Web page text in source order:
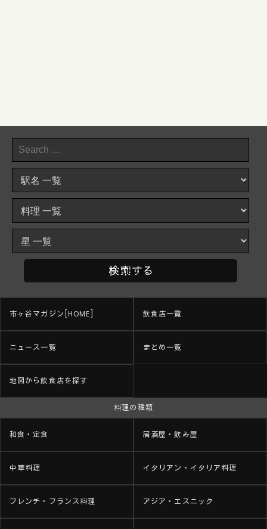
市ヶ谷マガジン[HOME] 飲食店一覧
ニュース一覧 まとめ一覧
地図から飲食店を探す
料理の種類
和食・定食 居酒屋・飲み屋
中華料理 イタリアン・イタリア料理
フレンチ・フランス料理 アジア・エスニック